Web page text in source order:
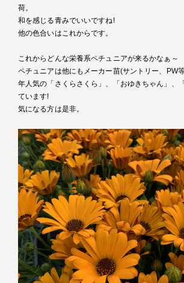
荷。
和を感じる青みでいいですね!
他の色合いはこれからです。
これからどんな栄養系ペチュニアが来るかなぁ～
ペチュニアは他にもメーカー苗(サントリー、PW
年人気の「さくらさくら」、「おゆきちゃん」、
ています!
気になる方は是非。